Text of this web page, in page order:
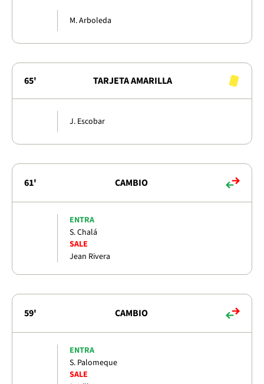
M. Arboleda
65' TARJETA AMARILLA
J. Escobar
61' CAMBIO
ENTRA
S. Chalá
SALE
Jean Rivera
59' CAMBIO
ENTRA
S. Palomeque
SALE